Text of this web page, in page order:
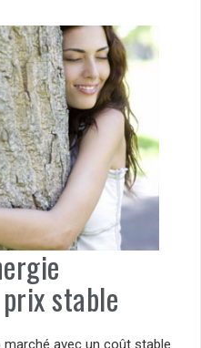
stable
avec un coût stable